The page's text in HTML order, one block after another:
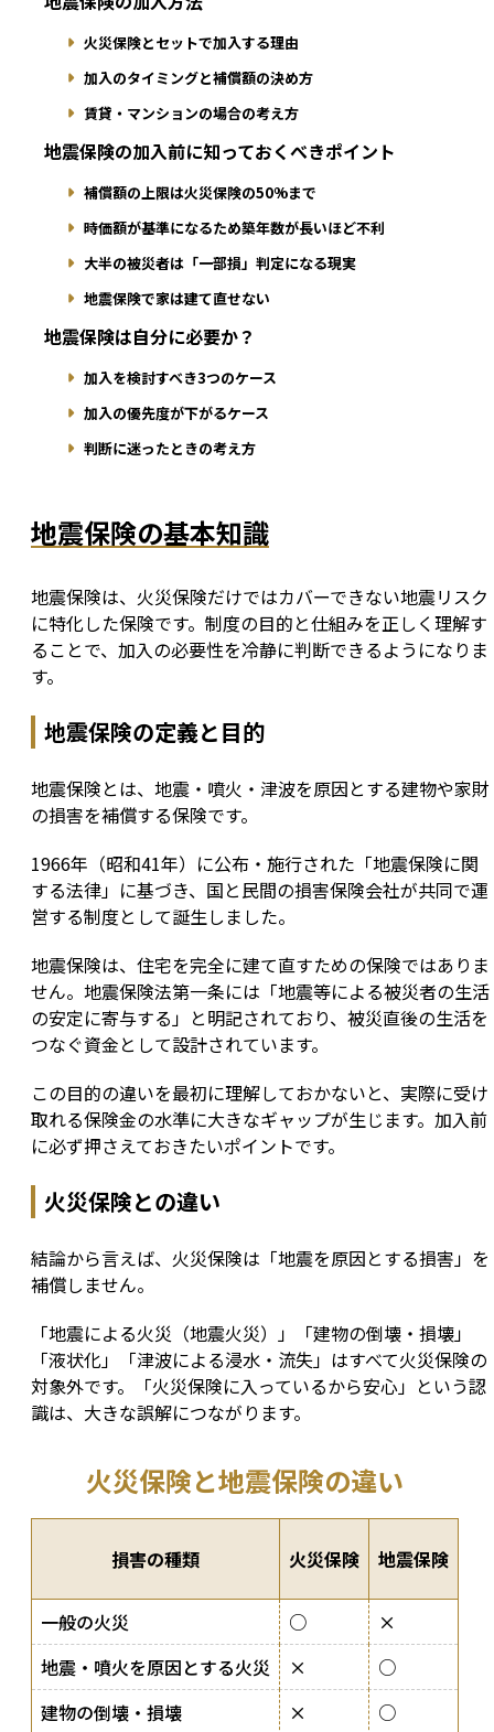
火災保険とセットで加入する理由
加入のタイミングと補償額の決め方
賃貸・マンションの場合の考え方
地震保険の加入前に知っておくべきポイント
補償額の上限は火災保険の50%まで
時価額が基準になるため築年数が長いほど不利
大半の被災者は「一部損」判定になる現実
地震保険で家は建て直せない
地震保険は自分に必要か？
加入を検討すべき3つのケース
加入の優先度が下がるケース
判断に迷ったときの考え方
地震保険の基本知識
地震保険は、火災保険だけではカバーできない地震リスク
に特化した保険です。制度の目的と仕組みを正しく理解す
ることで、加入の必要性を冷静に判断できるようになりま
す。
地震保険の定義と目的
地震保険とは、地震・噴火・津波を原因とする建物や家財
の損害を補償する保険です。
1966年（昭和41年）に公布・施行された「地震保険に関
する法律」に基づき、国と民間の損害保険会社が共同で運
営する制度として誕生しました。
地震保険は、住宅を完全に建て直すための保険ではありま
せん。地震保険法第一条には「地震等による被災者の生活
の安定に寄与する」と明記されており、被災直後の生活を
つなぐ資金として設計されています。
この目的の違いを最初に理解しておかないと、実際に受け
取れる保険金の水準に大きなギャップが生じます。加入前
に必ず押さえておきたいポイントです。
火災保険との違い
結論から言えば、火災保険は「地震を原因とする損害」を
補償しません。
「地震による火災（地震火災）」「建物の倒壊・損壊」
「液状化」「津波による浸水・流失」はすべて火災保険の
対象外です。「火災保険に入っているから安心」という認
識は、大きな誤解につながります。
損害の種類 火災保険 地震保険
一般の火災 ○
×
地震・噴火を原因とする火災
×
○
建物の倒壊・損壊
× ○
火災保険と地震保険の違い